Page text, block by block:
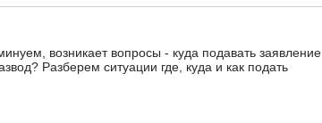
возникает вопросы - куда подавать заявление
Разберем ситуации где, куда и как подать